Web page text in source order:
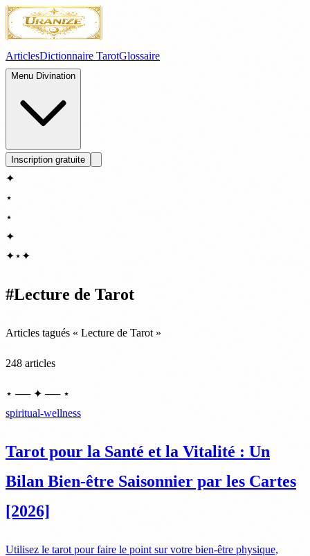
ArticlesDictionnaire TarotGlossaire
Menu Divination
Inscription gratuite
✦
⋆
⋆
✦
✦⋆✦
#Lecture de Tarot
Articles tagués « Lecture de Tarot »
248 articles
⋆ ── ✦ ── ⋆
spiritual-wellness
Tarot pour la Santé et la Vitalité : Un
Bilan Bien-être Saisonnier par les Cartes
[2026]
Utilisez le tarot pour faire le point sur votre bien-être physique,